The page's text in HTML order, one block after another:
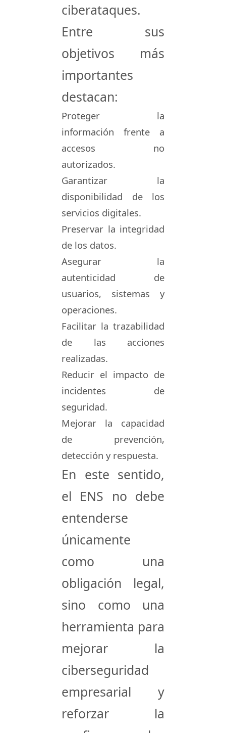
ciberataques.
Entre sus
objetivos más
importantes
destacan:
Proteger la
información frente a
accesos no
autorizados.
Garantizar la
disponibilidad de los
servicios digitales.
Preservar la integridad
de los datos.
Asegurar la
autenticidad de
usuarios, sistemas y
operaciones.
Facilitar la trazabilidad
de las acciones
realizadas.
Reducir el impacto de
incidentes de
seguridad.
Mejorar la capacidad
de prevención,
detección y respuesta.
En este sentido,
el ENS no debe
entenderse
únicamente
como una
obligación legal,
sino como una
herramienta para
mejorar la
ciberseguridad
empresarial y
reforzar la